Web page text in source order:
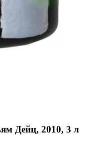
Дейц, 2010, 3 л